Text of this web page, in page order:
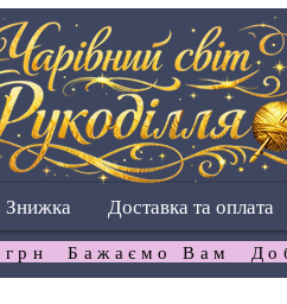
Знижка Доставка та оплата
Бажаємо Вам